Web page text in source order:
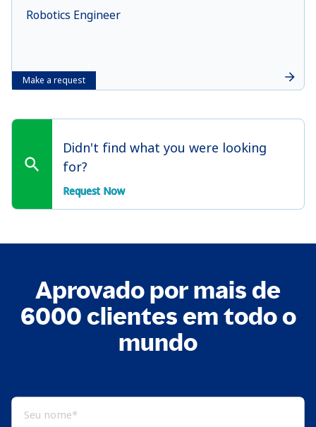
Make a request
Robotics Engineer
Didn't find what you were looking
for?
Request Now
Aprovado por mais de
6000 clientes em todo o
mundo